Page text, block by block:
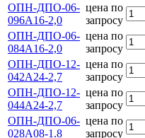
ОПН-ДПО-06-
096А16-2,0
цена по
запросу
ОПН-ДПО-06-
084А16-2,0
цена по
запросу
ОПН-ДПО-12-
042А24-2,7
цена по
запросу
ОПН-ДПО-12-
044А24-2,7
цена по
запросу
ОПН-ДПО-06-
028А08-1.8
цена по
запросу